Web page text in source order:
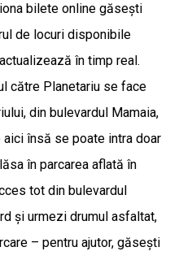
bilete online găsești
de locuri disponibile
în timp real.
către Planetariu se face
din bulevardul Mamaia,
însă se poate intra doar
în parcarea aflată în
tot din bulevardul
și urmezi drumul asfaltat,
– pentru ajutor, găsești